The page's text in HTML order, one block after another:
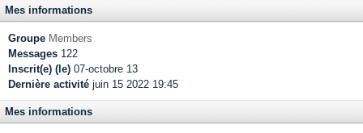
Mes informations
Groupe Members
Messages 122
Inscrit(e) (le) 07-octobre 13
Dernière activité juin 15 2022 19:45
Mes informations